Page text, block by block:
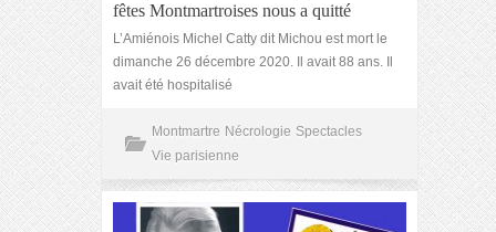
fêtes Montmartroises nous a quitté
L’Amiénois Michel Catty dit Michou est mort le
dimanche 26 décembre 2020. Il avait 88 ans. Il
avait été hospitalisé
Montmartre Nécrologie Spectacles
Vie parisienne